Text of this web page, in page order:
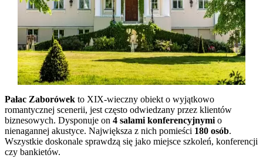
Pałac Zaborówek to XIX-wieczny obiekt o wyjątkowo
romantycznej scenerii, jest często odwiedzany przez klientów
biznesowych. Dysponuje on 4 salami konferencyjnymi o
nienagannej akustyce. Największa z nich pomieści 180 osób.
Wszystkie doskonale sprawdzą się jako miejsce szkoleń, konferencji
czy bankietów.